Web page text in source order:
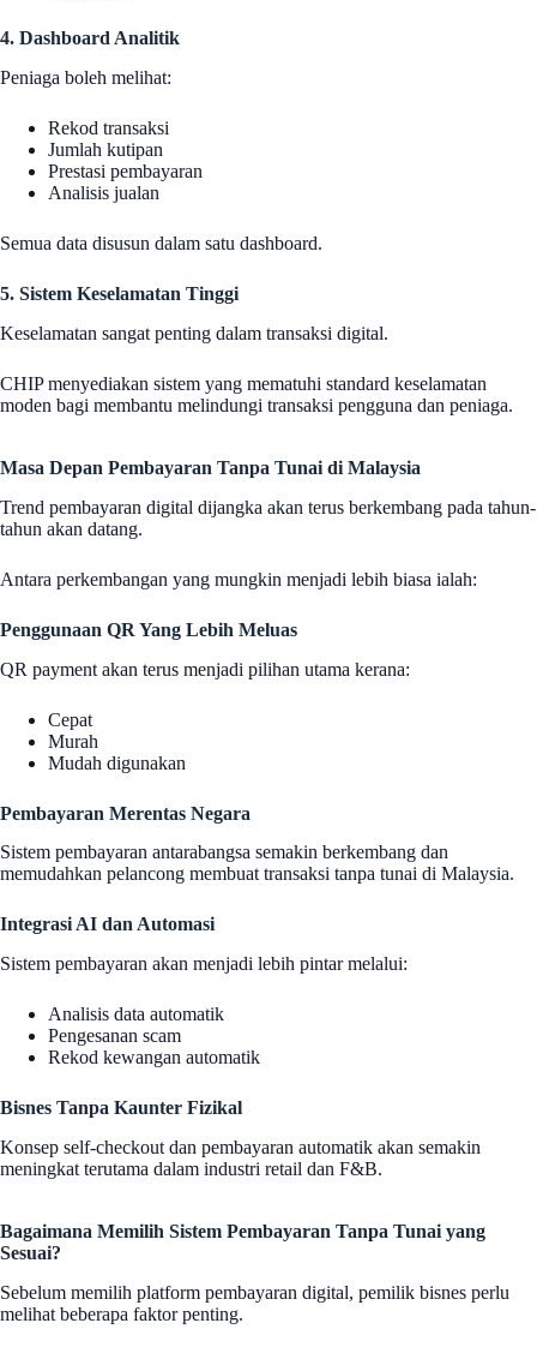
4. Dashboard Analitik
Peniaga boleh melihat:
Rekod transaksi
Jumlah kutipan
Prestasi pembayaran
Analisis jualan
Semua data disusun dalam satu dashboard.
5. Sistem Keselamatan Tinggi
Keselamatan sangat penting dalam transaksi digital.
CHIP menyediakan sistem yang mematuhi standard keselamatan
moden bagi membantu melindungi transaksi pengguna dan peniaga.
Masa Depan Pembayaran Tanpa Tunai di Malaysia
Trend pembayaran digital dijangka akan terus berkembang pada tahun-
tahun akan datang.
Antara perkembangan yang mungkin menjadi lebih biasa ialah:
Penggunaan QR Yang Lebih Meluas
QR payment akan terus menjadi pilihan utama kerana:
Cepat
Murah
Mudah digunakan
Pembayaran Merentas Negara
Sistem pembayaran antarabangsa semakin berkembang dan
memudahkan pelancong membuat transaksi tanpa tunai di Malaysia.
Integrasi AI dan Automasi
Sistem pembayaran akan menjadi lebih pintar melalui:
Analisis data automatik
Pengesanan scam
Rekod kewangan automatik
Bisnes Tanpa Kaunter Fizikal
Konsep self-checkout dan pembayaran automatik akan semakin
meningkat terutama dalam industri retail dan F&B.
Bagaimana Memilih Sistem Pembayaran Tanpa Tunai yang
Sesuai?
Sebelum memilih platform pembayaran digital, pemilik bisnes perlu
melihat beberapa faktor penting.